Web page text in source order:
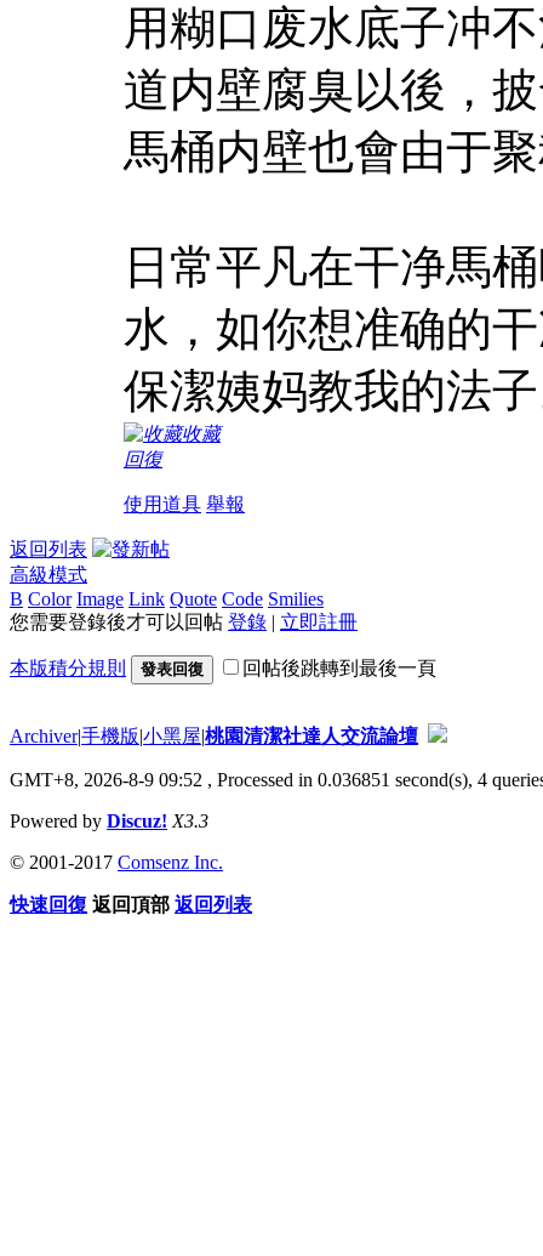
用糊口废水底子冲
道内壁腐臭以後，
馬桶内壁也會由于
日常平凡在干净馬
水，如你想准确的
保潔姨妈教我的法
收藏
回復
使用道具 舉報
返回列表
高級模式
B Color Image Link Quote Code Smilies
您需要登錄後才可以回帖 登錄 | 立即註冊
本版積分規則 發表回復 回帖後跳轉到最後一頁
Archiver|手機版|小黑屋|桃園清潔社達人交流論壇
GMT+8, 2026-8-9 09:52 , Processed in 0.036851 second(s), 4
Powered by Discuz! X3.3
© 2001-2017 Comsenz Inc.
快速回復 返回頂部 返回列表